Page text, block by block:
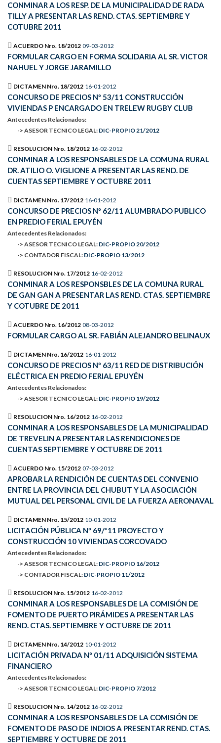
CONMINAR A LOS RESP. DE LA MUNICIPALIDAD DE RADA
TILLY A PRESENTAR LAS REND. CTAS. SEPTIEMBRE Y
COTUBRE 2011
ACUERDO Nro. 18/2012 09-03-2012
FORMULAR CARGO EN FORMA SOLIDARIA AL SR. VICTOR
NAHUEL Y JORGE JARAMILLO
DICTAMEN Nro. 18/2012 16-01-2012
CONCURSO DE PRECIOS Nº 53/11 CONSTRUCCIÓN
VIVIENDAS P ENCARGADO EN TRELEW RUGBY CLUB
Antecedentes Relacionados:
-> ASESOR TECNICO LEGAL: DIC-PROPIO 21/2012
RESOLUCION Nro. 18/2012 16-02-2012
CONMINAR A LOS RESPONSABLES DE LA COMUNA RURAL
DR. ATILIO O. VIGLIONE A PRESENTAR LAS REND. DE
CUENTAS SEPTIEMBRE Y OCTUBRE 2011
DICTAMEN Nro. 17/2012 16-01-2012
CONCURSO DE PRECIOS Nº 62/11 ALUMBRADO PUBLICO
EN PREDIO FERIAL EPUYÉN
Antecedentes Relacionados:
-> ASESOR TECNICO LEGAL: DIC-PROPIO 20/2012
-> CONTADOR FISCAL: DIC-PROPIO 13/2012
RESOLUCION Nro. 17/2012 16-02-2012
CONMINAR A LOS RESPONSBLES DE LA COMUNA RURAL
DE GAN GAN A PRESENTAR LAS REND. CTAS. SEPTIEMBRE
Y COTUBRE DE 2011
ACUERDO Nro. 16/2012 08-03-2012
FORMULAR CARGO AL SR. FABIÁN ALEJANDRO BELINAUX
DICTAMEN Nro. 16/2012 16-01-2012
CONCURSO DE PRECIOS Nº 63/11 RED DE DISTRIBUCIÓN
ELÉCTRICA EN PREDIO FERIAL EPUYÉN
Antecedentes Relacionados:
-> ASESOR TECNICO LEGAL: DIC-PROPIO 19/2012
RESOLUCION Nro. 16/2012 16-02-2012
CONMINAR A LOS RESPONSABLES DE LA MUNICIPALIDAD
DE TREVELIN A PRESENTAR LAS RENDICIONES DE
CUENTAS SEPTIEMBRE Y OCTUBRE DE 2011
ACUERDO Nro. 15/2012 07-03-2012
APROBAR LA RENDICIÓN DE CUENTAS DEL CONVENIO
ENTRE LA PROVINCIA DEL CHUBUT Y LA ASOCIACIÓN
MUTUAL DEL PERSONAL CIVIL DE LA FUERZA AERONAVAL
DICTAMEN Nro. 15/2012 10-01-2012
LICITACIÓN PÚBLICA Nº 69/*11 PROYECTO Y
CONSTRUCCIÓN 10 VIVIENDAS CORCOVADO
Antecedentes Relacionados:
-> ASESOR TECNICO LEGAL: DIC-PROPIO 16/2012
-> CONTADOR FISCAL: DIC-PROPIO 11/2012
RESOLUCION Nro. 15/2012 16-02-2012
CONMINAR A LOS RESPONSABLES DE LA COMISIÓN DE
FOMENTO DE PUERTO PIRÁMIDES A PRESENTAR LAS
REND. CTAS. SEPTIEMBRE Y OCTUBRE DE 2011
DICTAMEN Nro. 14/2012 10-01-2012
LICITACIÓN PRIVADA Nº 01/11 ADQUISICIÓN SISTEMA
FINANCIERO
Antecedentes Relacionados:
-> ASESOR TECNICO LEGAL: DIC-PROPIO 7/2012
RESOLUCION Nro. 14/2012 16-02-2012
CONMINAR A LOS RESPONSABLES DE LA COMISIÓN DE
FOMENTO DE PASO DE INDIOS A PRESENTAR REND. CTAS.
SEPTIEMBRE Y OCTUBRE DE 2011